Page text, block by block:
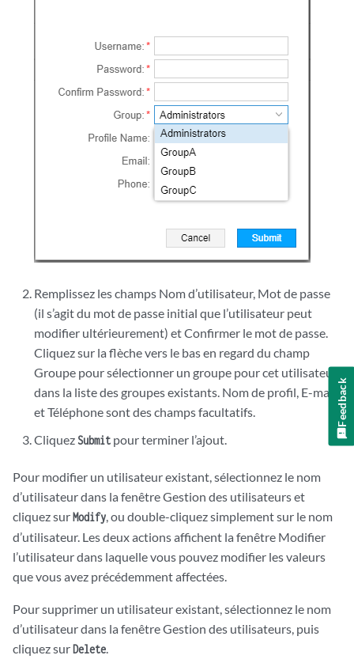
Remplissez les champs Nom d’utilisateur, Mot de passe
(il s’agit du mot de passe initial que l’utilisateur peut
modifier ultérieurement) et Confirmer le mot de passe.
Cliquez sur la flèche vers le bas en regard du champ
Groupe pour sélectionner un groupe pour cet utilisateur
dans la liste des groupes existants. Nom de profil, E-mail
et Téléphone sont des champs facultatifs.
Cliquez Submit pour terminer l’ajout.
Pour modifier un utilisateur existant, sélectionnez le nom
d’utilisateur dans la fenêtre Gestion des utilisateurs et
cliquez surModify , ou double-cliquez simplement sur le nom
d’utilisateur. Les deux actions affichent la fenêtre Modifier
l’utilisateur dans laquelle vous pouvez modifier les valeurs
que vous avez précédemment affectées.
Pour supprimer un utilisateur existant, sélectionnez le nom
d’utilisateur dans la fenêtre Gestion des utilisateurs, puis
cliquez sur Delete
Feedback